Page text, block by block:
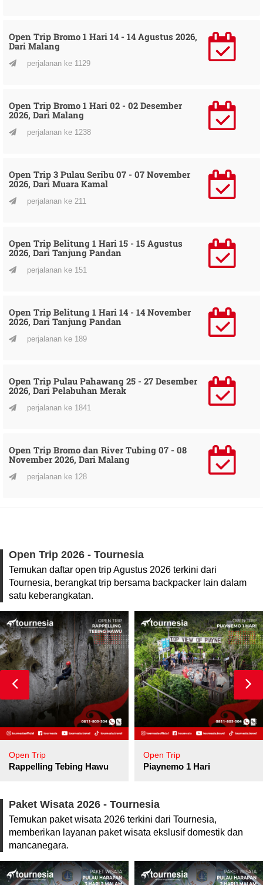
Open Trip Bromo 1 Hari 14 - 14 Agustus 2026,
Dari Malang
perjalanan ke 1129
Open Trip Bromo 1 Hari 02 - 02 Desember
2026, Dari Malang
perjalanan ke 1238
Open Trip 3 Pulau Seribu 07 - 07 November
2026, Dari Muara Kamal
perjalanan ke 211
Open Trip Belitung 1 Hari 15 - 15 Agustus
2026, Dari Tanjung Pandan
perjalanan ke 151
Open Trip Belitung 1 Hari 14 - 14 November
2026, Dari Tanjung Pandan
perjalanan ke 189
Open Trip Pulau Pahawang 25 - 27 Desember
2026, Dari Pelabuhan Merak
perjalanan ke 1841
Open Trip Bromo dan River Tubing 07 - 08
November 2026, Dari Malang
perjalanan ke 128
Open Trip 2026 - Tournesia
Temukan daftar open trip Agustus 2026 terkini dari
Tournesia, berangkat trip bersama backpacker lain dalam
satu keberangkatan.
Open Trip
Rappelling Tebing Hawu
Open Trip
Piaynemo 1 Hari
Paket Wisata 2026 - Tournesia
Temukan paket wisata 2026 terkini dari Tournesia,
memberikan layanan paket wisata ekslusif domestik dan
mancanegara.